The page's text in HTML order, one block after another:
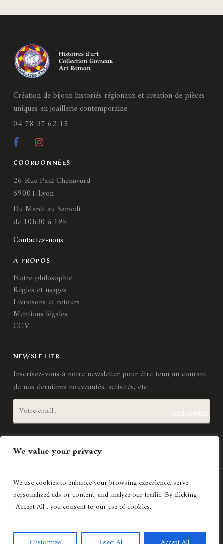
We value your privacy
We use cookies to enhance your browsing experience, serve
personalized ads or content, and analyze our traffic. By clicking
"Accept All", you consent to our use of cookies.
Création de bijoux historiés régionaux et création de pièces
uniques en joaillerie contemporaine.
04 78 37 62 15
COORDONNÉES
26 Rue Paul Chenavard
69001 Lyon
Du Mardi au Samedi
de 10h30 à 19h
Contactez-nous
A PROPOS
Notre philosophie
Règles et usages
Livraisons et retours
Mentions légales
CGV
NEWSLETTER
Inscrivez-vous à notre newsletter pour être tenu au courant
de nos dernières nouveautés, activités, etc.
Création de site internetAgence Lyonnaise © Copyright 2021
Histoires d'art